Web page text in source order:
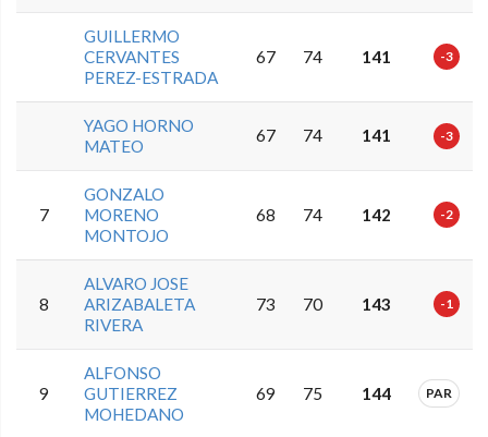
GUILLERMO
CERVANTES
PEREZ-ESTRADA
67 74 141 -3
YAGO HORNO
MATEO
67 74 141 -3
7
GONZALO
MORENO
MONTOJO
68 74 142 -2
8
ALVARO JOSE
ARIZABALETA
RIVERA
73 70 143 -1
9
ALFONSO
GUTIERREZ
MOHEDANO
69 75 144 PAR